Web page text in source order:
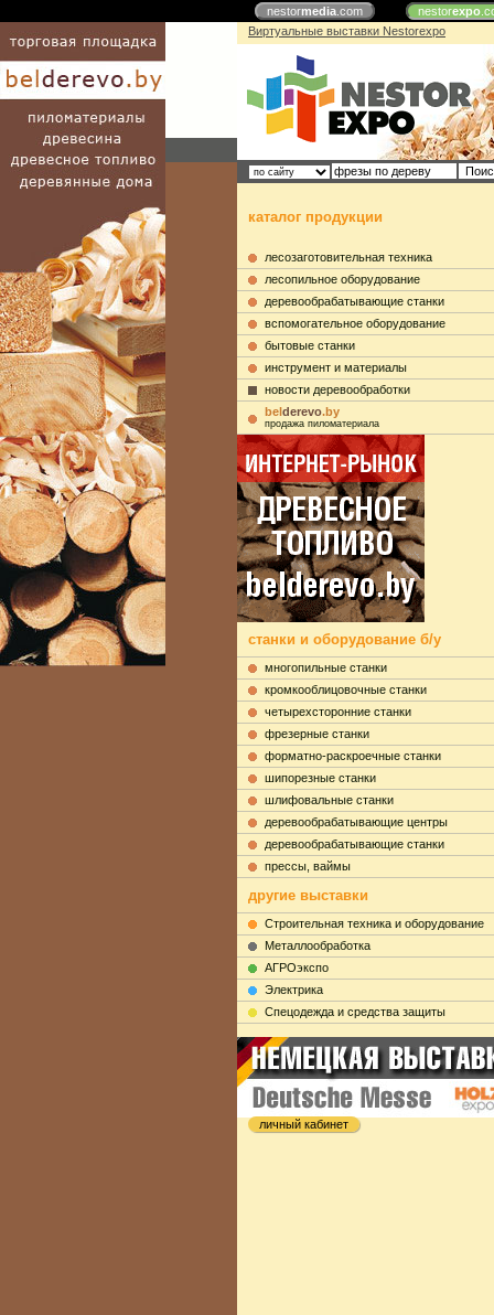
nestormedia.com nestorexpo
Виртуальные выставки Nestorexpo
каталог продукции
лесозаготовительная техника
лесопильное оборудование
деревообрабатывающие станки
вспомогательное оборудование
бытовые станки
инструмент и материалы
новости деревообработки
belderevo.by
продажа пиломатериала
станки и оборудование б/у
многопильные станки
кромкооблицовочные станки
четырехсторонние станки
фрезерные станки
форматно-раскроечные станки
шипорезные станки
шлифовальные станки
деревообрабатывающие центры
деревообрабатывающие станки
прессы, ваймы
другие выставки
Строительная техника и оборудование
Металлообработка
АГРОэкспо
Электрика
Cпецодежда и средства защиты
личный кабинет